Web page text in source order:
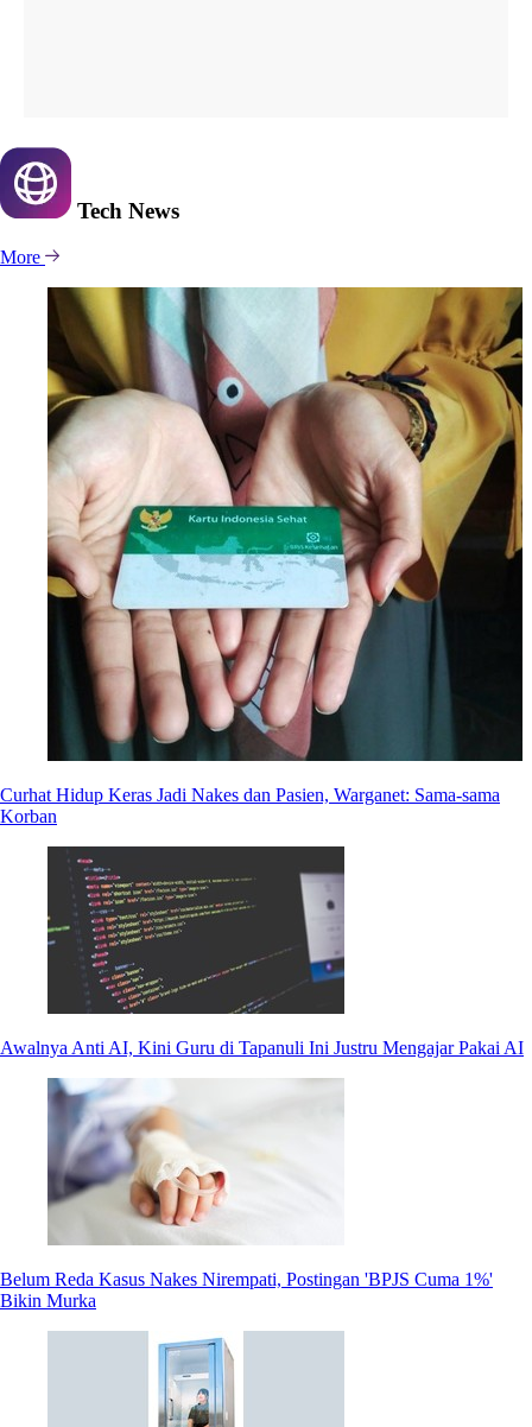
Tech News
More
Curhat Hidup Keras Jadi Nakes dan Pasien, Warganet: Sama-sama
Korban
Awalnya Anti AI, Kini Guru di Tapanuli Ini Justru Mengajar Pakai AI
Belum Reda Kasus Nakes Nirempati, Postingan 'BPJS Cuma 1%'
Bikin Murka